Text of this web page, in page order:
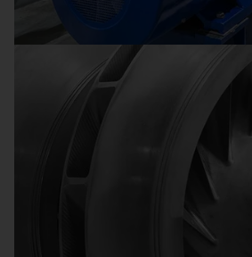
Die Fluidik bewegt die
Erdgaspipelines, Wasserstoff,